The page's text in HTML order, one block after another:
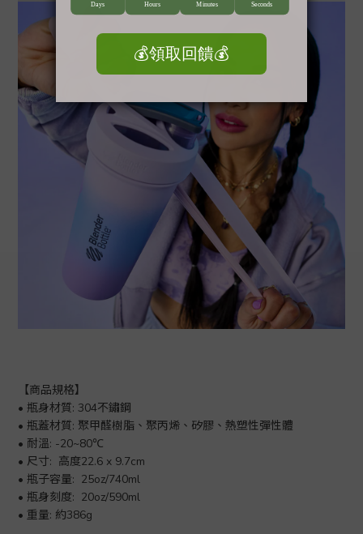
【商品規格】
• 瓶身材質: 304不鏽鋼
• 瓶蓋材質: 聚甲醛樹脂、聚丙烯、矽膠、熱塑性彈性體
• 耐溫: -20~80℃
• 尺寸:  高度22.6 x 9.7cm
• 瓶子容量:  25oz/740ml
• 瓶身刻度:  20oz/590ml
• 重量: 約386g